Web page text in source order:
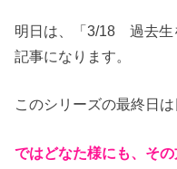
明日は、「3/18 過去生
記事になります。
このシリーズの最終日は
ではどなた様にも、その